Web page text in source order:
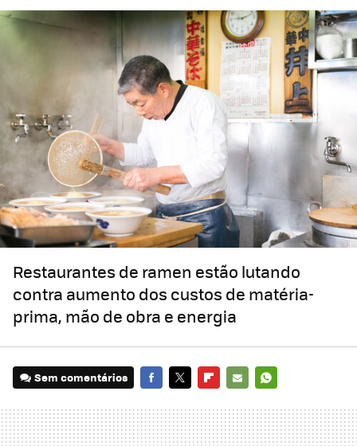
Restaurantes de ramen estão lutando
contra aumento dos custos de matéria-
prima, mão de obra e energia
Sem comentários
MAIL